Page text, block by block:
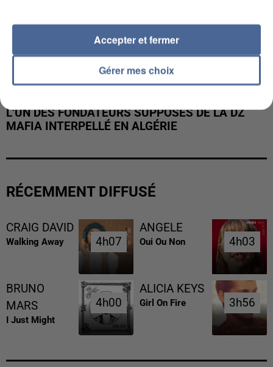
L’UN DES FONDATEURS SUPPOSÉS DE LA DZ
MAFIA INTERPELLÉ EN ALGÉRIE
RÉCEMMENT DIFFUSÉ
CRAIG DAVID
Walking Away 4h07
4h07
ANGELE
Oui Ou Non 4h03
4h03
BRUNO
MARS
I Just Might
4h00
4h00
ALICIA KEYS
Girl On Fire 3h56
3h56
Gérer mes choix
Accepter et fermer